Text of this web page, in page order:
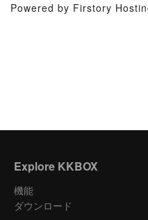
Powered by Firstory
Explore KKBOX
機能
ダウンロード